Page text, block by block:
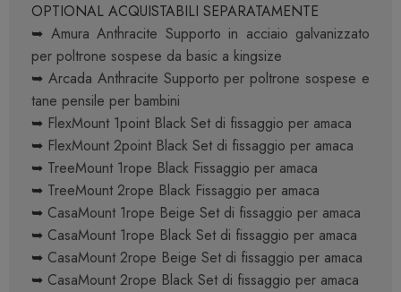
OPTIONAL ACQUISTABILI SEPARATAMENTE
➥ Amura Anthracite Supporto in acciaio galvanizzato
per poltrone sospese da basic a kingsize
➥ Arcada Anthracite Supporto per poltrone sospese e
tane pensile per bambini
➥ FlexMount 1point Black Set di fissaggio per amaca
➥ FlexMount 2point Black Set di fissaggio per amaca
➥ TreeMount 1rope Black Fissaggio per amaca
➥ TreeMount 2rope Black Fissaggio per amaca
➥ CasaMount 1rope Beige Set di fissaggio per amaca
➥ CasaMount 1rope Black Set di fissaggio per amaca
➥ CasaMount 2rope Beige Set di fissaggio per amaca
➥ CasaMount 2rope Black Set di fissaggio per amaca